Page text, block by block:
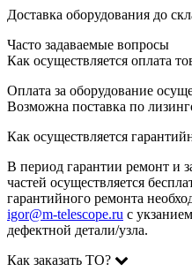
Доставка оборудования до
Часто задаваемые вопросы
Как осуществляется оплата
Оплата за оборудование
Возможна поставка по
Как осуществляется
В период гарантии ремонт и
частей осуществляется
гарантийного ремонта
igor@m-telescope.ru с
дефектной детали/узла.
Как заказать ТО?